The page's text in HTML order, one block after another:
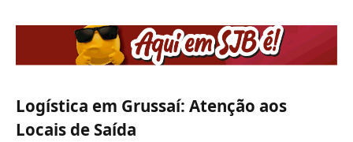
Logística em Grussaí: Atenção aos
Locais de Saída